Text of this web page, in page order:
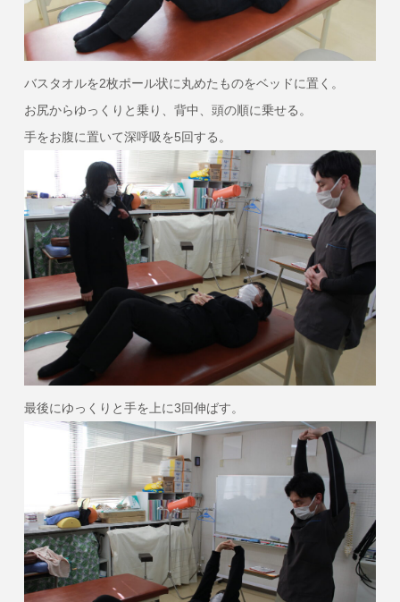
バスタオルを2枚ポール状に丸めたものをベッドに置く。
お尻からゆっくりと乗り、背中、頭の順に乗せる。
手をお腹に置いて深呼吸を5回する。
最後にゆっくりと手を上に3回伸ばす。